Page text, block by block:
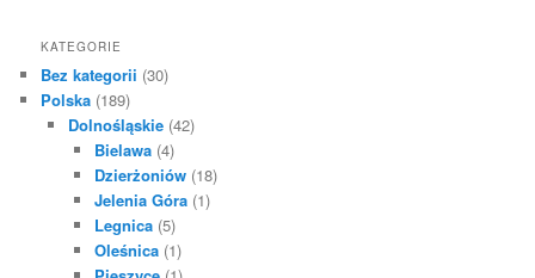
KATEGORIE
Bez kategorii (30)
Polska (189)
Dolnośląskie(42)
Bielawa (4)
Dzierżoniów (18)
Jelenia Góra (1)
Legnica (5)
Oleśnica (1)